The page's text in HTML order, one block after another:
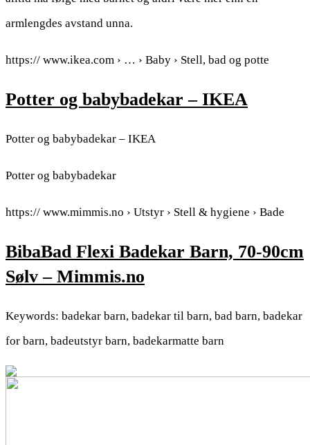
armlengdes avstand unna.
https:// www.ikea.com › … › Baby › Stell, bad og potte
Potter og babybadekar – IKEA
Potter og babybadekar – IKEA
Potter og babybadekar
https:// www.mimmis.no › Utstyr › Stell & hygiene › Bade
BibaBad Flexi Badekar Barn, 70-90cm
Sølv – Mimmis.no
Keywords: badekar barn, badekar til barn, bad barn, badekar
for barn, badeutstyr barn, badekarmatte barn